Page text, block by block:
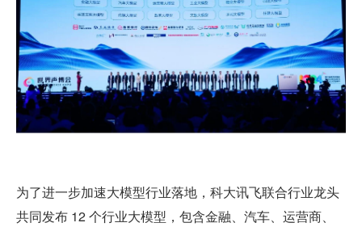
为了进一步加速大模型行业落地，科大讯飞联合行业龙头
共同发布 12 个行业大模型，包含金融、汽车、运营商、